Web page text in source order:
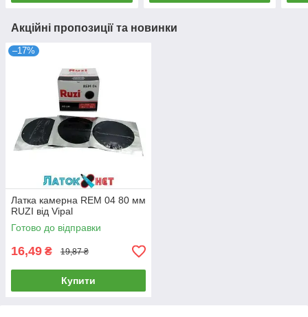
Акційні пропозиції та новинки
–17%
Латка камерна REM 04 80 мм
RUZI від Vipal
Готово до відправки
16,49 ₴ 19,87 ₴
Купити